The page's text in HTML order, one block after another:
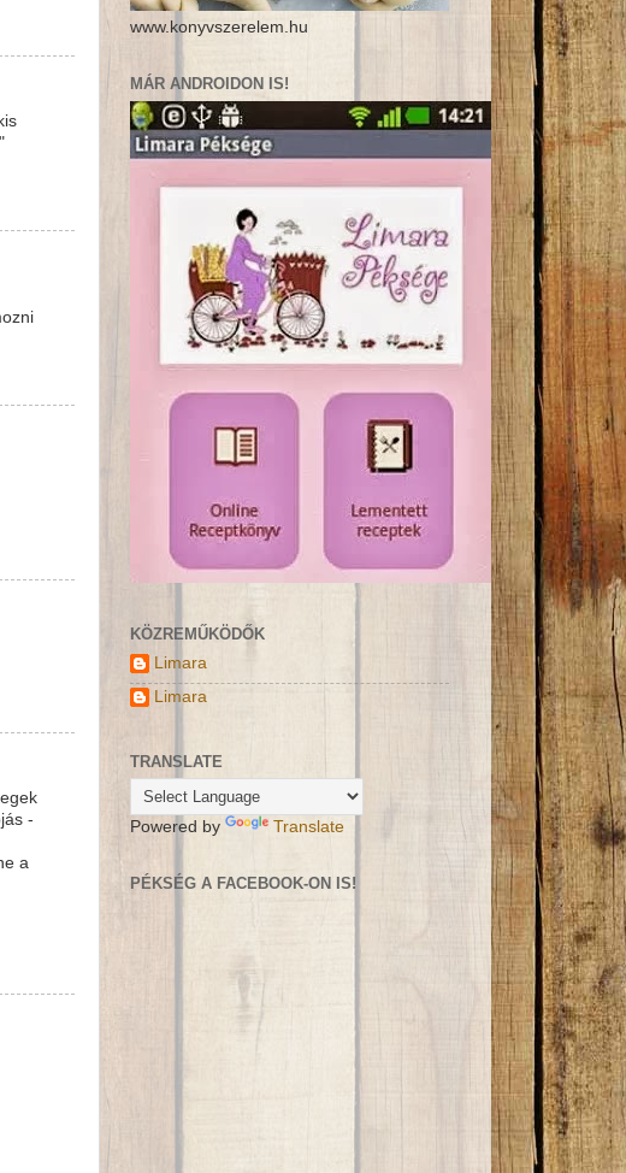
-
a
www.konyvszerelem.hu
MÁR ANDROIDON IS!
KÖZREMŰKÖDŐK
Limara
Limara
TRANSLATE
Powered by Translate
PÉKSÉG A FACEBOOK-ON IS!